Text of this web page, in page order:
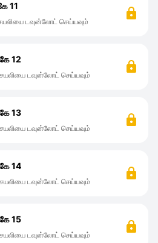
11
டவுன்லோட் செய்யவும்
12
டவுன்லோட் செய்யவும்
13
டவுன்லோட் செய்யவும்
14
டவுன்லோட் செய்யவும்
15
டவுன்லோட் செய்யவும்